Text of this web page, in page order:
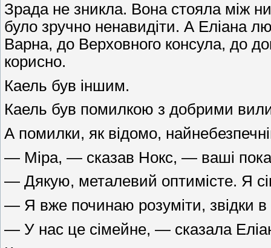
Зрада не зникла. Вона стояла між
було зручно ненавидіти. А Еліана
Варна, до Верховного консула, до
корисно.
Каель був іншим.
Каель був помилкою з добрими
А помилки, як відомо,
— Міра, — сказав Нокс, — ваші
— Дякую, металевий оптимісте. Я
— Я вже починаю розуміти, звідки в
— У нас це сімейне, — сказала